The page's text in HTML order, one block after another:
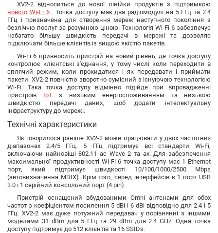
XV2-2 відноситься до нової лінійки продуктів з підтримкою
нового Wi-Fi 6. Точка доступу має два радіомодулі на 5 ГГц та 2.4
ГГц і призначена для створення мереж наступного покоління з
безліччю послуг за розумною ціною. Технологія Wi-Fi 6 забезпечує
набагато більшу швидкість передачі в мережі та дозволяє
підключати більше клієнтів із вищою якістю пакетів.
Wi-Fi 6 привносить пристрій на новий рівень, де точка доступу
контролює клієнтські з'єднання, у тому числі коли переходити в
сплячий режим, коли прокидатися і як передавати і приймати
пакети. XV2-2 повністю зворотно сумісний з існуючою технологією
Wi-Fi. Така точка доступу відмінно підійде при впровадженні
пристроїв IoTз низьким енергоспоживанням та низькою
швидкістю передачі даних, щоб додати інтелектуальну
інфраструктуру до мережі.
Технічні характеристики
Як говорилося раніше XV2-2 може працювати у двох частотних
діапазонах 2.4/5 ГГц. 5 ГГц підтримує всі стандарти Wi-Fi,
включаючи найновіші 802.11 ac Wave 2 та ax. Для забезпечення
максимальної продуктивності Wi-Fi 6 точка доступу має 1 Ethernet
порт, який підтримує швидкості 10/100/1000/2500 Mbps
(автовизначення MDIX). Крім того, серед інтерфейсів є 1 порт USB
3.0 і 1 серійний консольний порт (4 pin).
Пристрій оснащений вбудованими Omni антенами для обох
частот з коефіцієнтом посилення 5 dBi і 6 dBi відповідно для 2.4 і 5
ГГц. XV2-2 має дуже потужний передавач у порівнянні з іншими
моделями 31 dBm для 5 ГГц та 29 dBm для 2.4 GHz. Одна точка
доступу підтримує до 512 клієнтів та 16 SSIDs.